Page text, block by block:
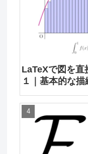
LaTeXで図を
１｜基本的な描